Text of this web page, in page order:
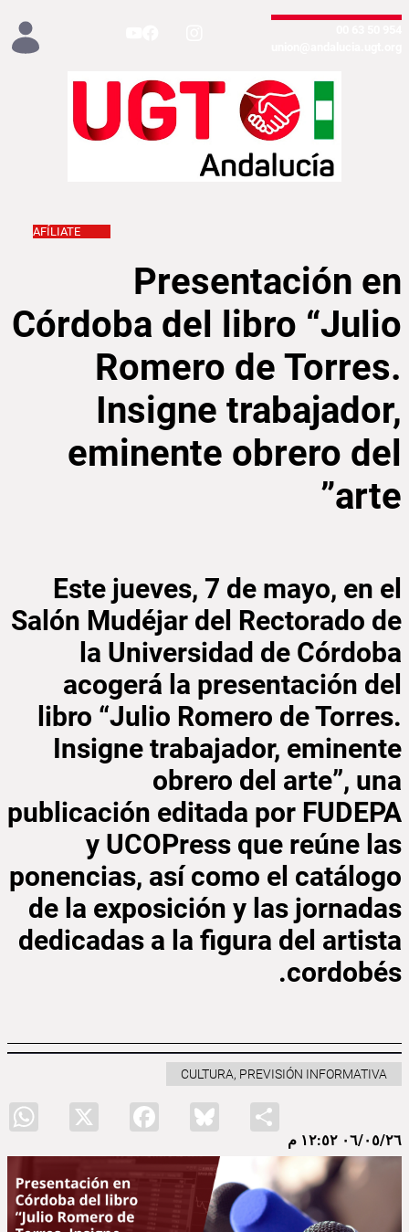
تخطي إلى المحتوى الرئيسي
trabajador, eminente obrero del arte”
Presentación en
Córdoba del libro “Julio
Romero de Torres.
Insigne trabajador,
eminente obrero del
arte”
Este jueves, 7 de mayo, en el
Salón Mudéjar del Rectorado de
la Universidad de Córdoba
acogerá la presentación del
libro “Julio Romero de Torres.
Insigne trabajador, eminente
obrero del arte”, una
publicación editada por FUDEPA
y UCOPress que reúne las
ponencias, así como el catálogo
de la exposición y las jornadas
dedicadas a la figura del artista
cordobés.
CULTURA, PREVISIÓN INFORMATIVA
WhatsApp Facebook Bluesky Share
٠٦/٠٥/٢٦ ١٢:٥٢ م